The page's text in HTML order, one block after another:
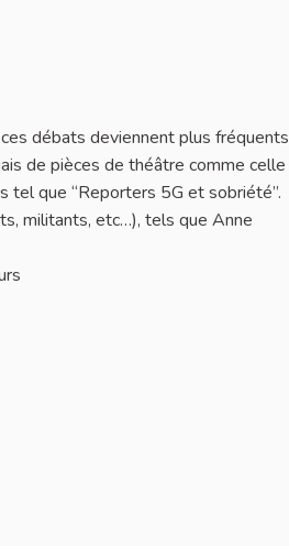
débats deviennent plus fréquents
de pièces de théâtre comme celle
tel que “Reporters 5G et sobriété”.
militants, etc…), tels que Anne